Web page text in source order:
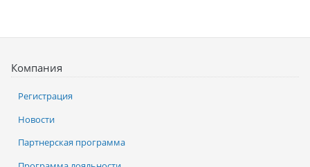
Компания
Регистрация
Новости
Партнерская программа